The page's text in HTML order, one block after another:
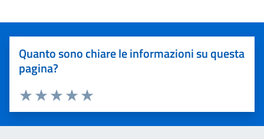
Quanto sono chiare le informazioni su questa
pagina?
Valuta 5 stelle su 5
Valuta 4 stelle su 5
Valuta 3 stelle su 5
Valuta 2 stelle su 5
Valuta 1 stelle su 5